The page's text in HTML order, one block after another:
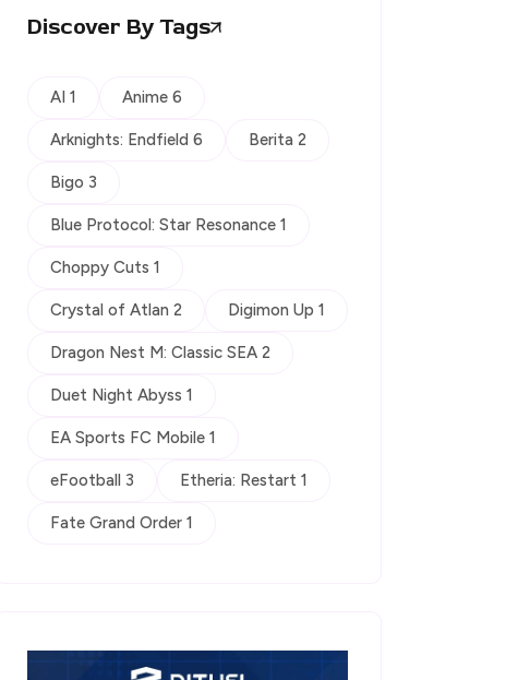
Discover By Tags
AI 1 Anime 6
Arknights: Endfield 6 Berita 2
Bigo 3
Blue Protocol: Star Resonance 1
Choppy Cuts 1
Crystal of Atlan 2 Digimon Up 1
Dragon Nest M: Classic SEA 2
Duet Night Abyss 1
EA Sports FC Mobile 1
eFootball 3 Etheria: Restart 1
Fate Grand Order 1